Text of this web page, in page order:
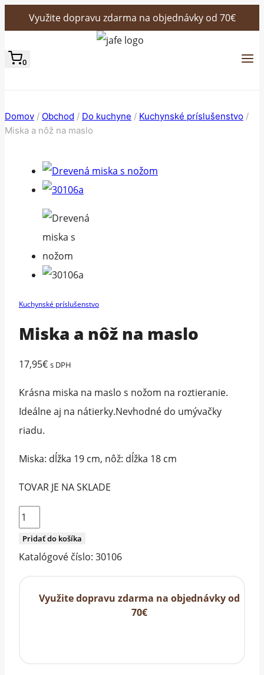
to
content
Využite dopravu zdarma na objednávky od 70€
0
Domov / Obchod / Do kuchyne / Kuchynské príslušenstvo /
Miska a nôž na maslo
Kuchynské príslušenstvo
Miska a nôž na maslo
17,95€ s DPH
Krásna miska na maslo s nožom na roztieranie.
Ideálne aj na nátierky.Nevhodné do umývačky
riadu.
Miska: dĺžka 19 cm, nôž: dĺžka 18 cm
TOVAR JE NA SKLADE
množstvo
Miska
a
Pridať do košíka
Katalógové číslo: 30106
Využite dopravu zdarma na objednávky od
70€